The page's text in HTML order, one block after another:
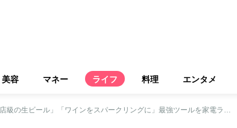
美容 マネー ライフ 料理 エンタメ
《“家飲み”を格上げ！》「お店級の生ビール」「ワインをスパークリングに」最強ツールを家電ライターが解説